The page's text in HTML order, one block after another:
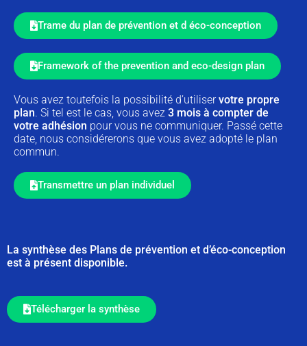
Trame du plan de prévention et d éco-conception
Framework of the prevention and eco-design plan
Vous avez toutefois la possibilité d’utiliservotre propre
plan. Si tel est le cas, vous avez 3 mois à compter de
votre adhésion pour vous ne communiquer. Passé cette
date, nous considérerons que vous avez adopté le plan
commun.
Transmettre un plan individuel
La synthèse des Plans de prévention et d’éco-conception
est à présent disponible.
Télécharger la synthèse